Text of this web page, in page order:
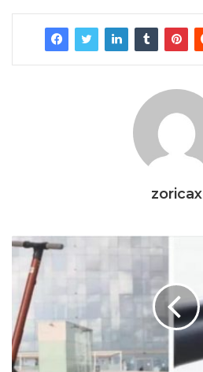
zoricax